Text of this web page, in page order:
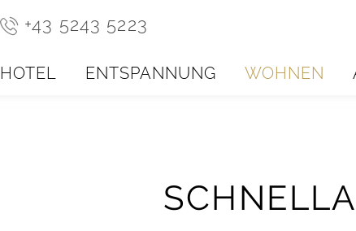
+43 5243 5223
HOTEL ENTSPANNUNG WOHNEN